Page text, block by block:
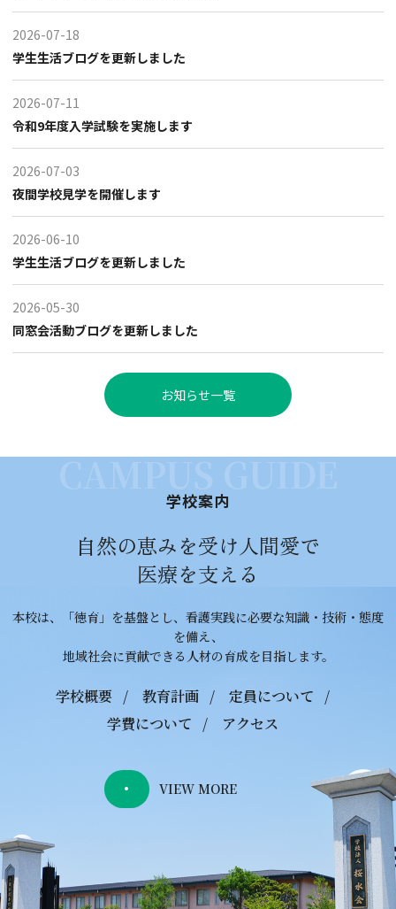
2026-07-18
学生生活ブログを更新しました
2026-07-11
令和9年度入学試験を実施します
2026-07-03
夜間学校見学を開催します
2026-06-10
学生生活ブログを更新しました
2026-05-30
同窓会活動ブログを更新しました
お知らせ一覧
CAMPUS GUIDE
学校案内
自然の恵みを受け人間愛で
医療を支える
本校は、「徳育」を基盤とし、看護実践に必要な知識・技術・態度
を備え、
地域社会に貢献できる人材の育成を目指します。
学校概要 教育計画
定員について
学費について
アクセス
VIEW MORE